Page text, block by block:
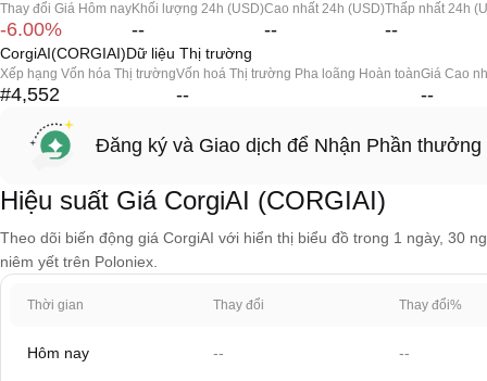
Thay đổi Giá Hôm nay
-6.00%
Khối lượng 24h (USD)
--
Cao nhất 24h (USD)
--
Thấp nhất 24h
--
CorgiAI(CORGIAI)Dữ liệu Thị trường
Xếp hạng Vốn hóa Thị trường
#4,552
Vốn hoá Thị trường Pha loãng Hoàn toàn
--
Giá Cao
--
Đăng ký và Giao dịch để Nhận Phần thưởng
Hiệu suất Giá CorgiAI (CORGIAI)
Theo dõi biến động giá CorgiAI với hiển thị biểu đồ trong 1 ngày, 30
niêm yết trên Poloniex.
Thời gian Thay đổi Thay đổi%
Hôm nay -- --